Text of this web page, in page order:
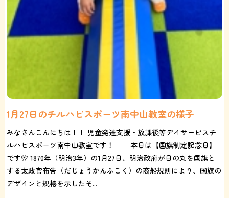
1月27日のチルハピスポーツ南中山教室の様子
みなさんこんにちは！！ 児童発達支援・放課後等デイサービスチ
ルハピスポーツ南中山教室です！ 本日は【国旗制定記念日】
です🎌 1870年（明治3年）の1月27日、明治政府が日の丸を国旗と
する太政官布告（だじょうかんふこく）の商船規則により、国旗の
デザインと規格を示したそ...